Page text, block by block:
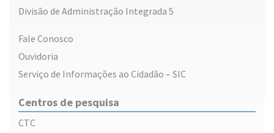
Divisão de Administração Integrada 5
Fale Conosco
Ouvidoria
Serviço de Informações ao Cidadão – SIC
Centros de pesquisa
CTC